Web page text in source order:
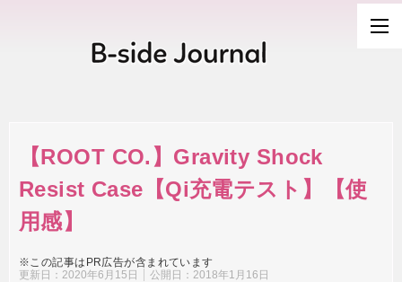
【ROOT CO.】Gravity Shock
Resist Case【Qi充電テスト】【使
用感】
※この記事はPR広告が含まれています
更新日： 2020年6月15日 公開日： 2018年1月16日